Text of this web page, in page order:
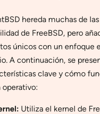
hereda muchas de
de FreeBSD, pero
únicos con un enfoque
A continuación, se
clave y cómo
operativo:
Utiliza el kernel de